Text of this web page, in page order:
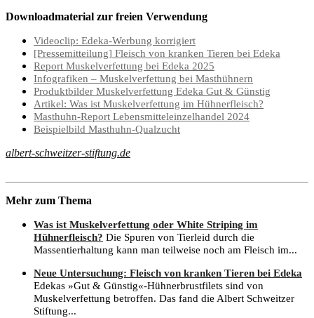
Downloadmaterial zur freien Verwendung
Videoclip: Edeka-Werbung korrigiert
[Pressemitteilung] Fleisch von kranken Tieren bei Edeka
Report Muskelverfettung bei Edeka 2025
Infografiken – Muskelverfettung bei Masthühnern
Produktbilder Muskelverfettung Edeka Gut & Günstig
Artikel: Was ist Muskelverfettung im Hühnerfleisch?
Masthuhn-Report Lebensmitteleinzelhandel 2024
Beispielbild Masthuhn-Qualzucht
albert-schweitzer-stiftung.de
Mehr zum Thema
Was ist Muskelverfettung oder White Striping im
Hühnerfleisch? Die Spuren von Tierleid durch die
Massentierhaltung kann man teilweise noch am Fleisch im...
Neue Untersuchung: Fleisch von kranken Tieren bei Edeka
Edekas »Gut & Günstig«-Hühnerbrustfilets sind von
Muskelverfettung betroffen. Das fand die Albert Schweitzer
Stiftung...